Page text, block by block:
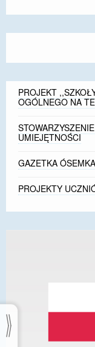
PROJEKT
OGÓLNEGO NA
UMIEJĘTNOŚCI
GAZETKA ÓSEMKA
PROJEKTY